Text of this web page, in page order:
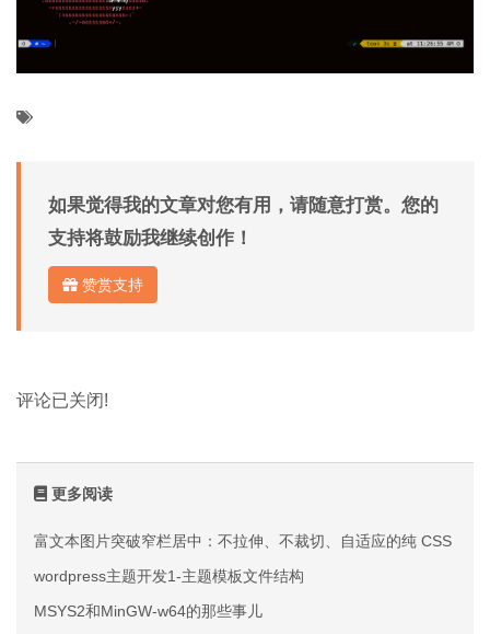
如果觉得我的文章对您有用，请随意打赏。您的
支持将鼓励我继续创作！
赞赏支持
评论已关闭!
更多阅读
富文本图片突破窄栏居中：不拉伸、不裁切、自适应的纯 CSS 方案
wordpress主题开发1-主题模板文件结构
MSYS2和MinGW-w64的那些事儿